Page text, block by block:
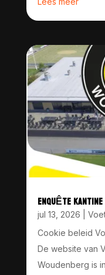
ENQUÊTE
jul 13, 2026
Cookie beleid
De website van
Woudenberg is